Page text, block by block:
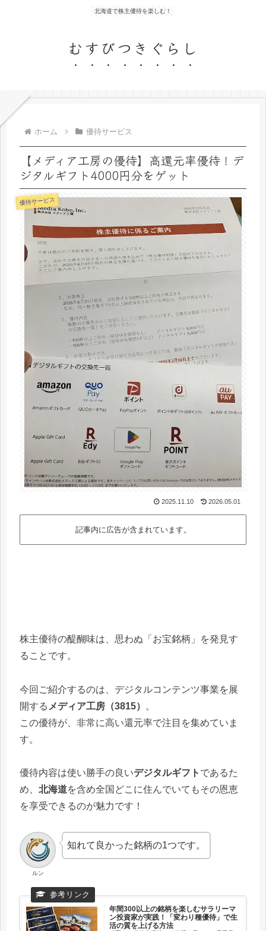
北海道で株主優待を楽しむ！
むすびつきぐらし
ホーム 優待サービス
【メディア工房の優待】高還元率優待！デ
ジタルギフト4000円分をゲット
優待サービス
2025.11.10 2026.05.01
記事内に広告が含まれています。
株主優待の醍醐味は、思わぬ「お宝銘柄」を発見す
ることです。
今回ご紹介するのは、デジタルコンテンツ事業を展
開する メディア工房（3815）
。
この優待が、非常に高い還元率で注目を集めていま
す。
優待内容は使い勝手の良いデジタルギフト であるた
め、 北海道を含め全国どこに住んでいてもその恩恵
を享受できるのが魅力です！
ルン
知れて良かった銘柄の1つです。
年間300以上の銘柄を楽しむサラリーマ
ン投資家が実践！「変わり種優待」で生
活の質を上げる方法